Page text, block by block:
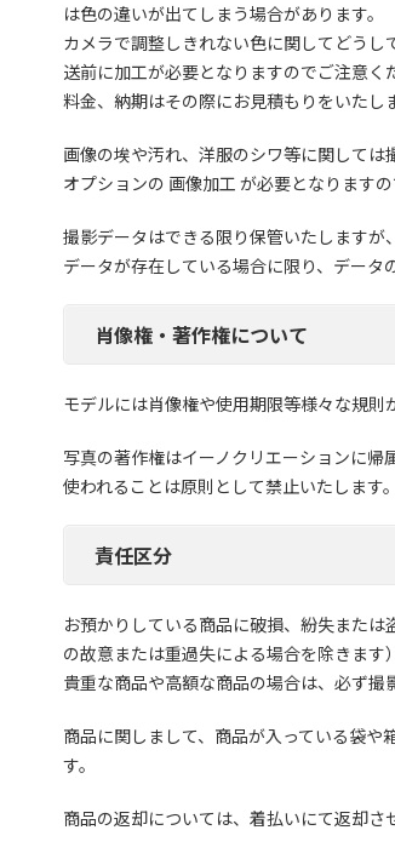
は色の違いが出てしまう場合があります。
カメラで調整しきれない色に関してどう
送前に加工が必要となりますのでご注意く
料金、納期はその際にお見積もりをいたし
画像の埃や汚れ、洋服のシワ等に関して
オプションの 画像加工 が必要となりますの
撮影データはできる限り保管いたしますが
データが存在している場合に限り、データ
肖像権・著作権について
モデルには肖像権や使用期限等様々な規則
写真の著作権はイーノクリエーションに
使われることは原則として禁止いたします。
責任区分
お預かりしている商品に破損、紛失また
の故意または重過失による場合を除きます
貴重な商品や高額な商品の場合は、必ず撮
商品に関しまして、商品が入っている袋
す。
商品の返却については、着払いにて返却さ